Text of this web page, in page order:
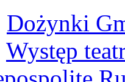
Dożynki
Występ